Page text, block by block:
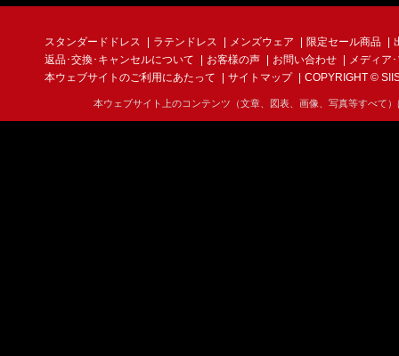
スタンダードドレス ラテンドレス メンズウェア 限定セール商品
返品･交換･キャンセルについて
お客様の声 お問い合わせ
メディア
本ウェブサイトのご利用にあたって
サイトマップ COPYRIGHT ©
本ウェブサイト上のコンテンツ（文章、図表、画像、写真等すべて